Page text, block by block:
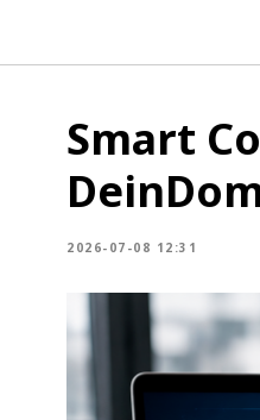
Smart
2026-07-08 12:31